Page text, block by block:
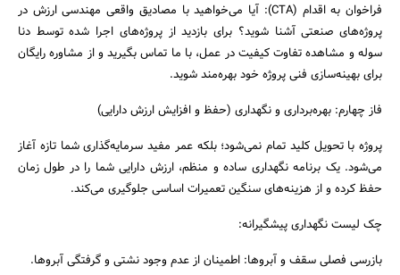
فراخوان به اقدام (CTA): آیا می‌خواهید با مصادیق واقعی مهندسی ارزش در
پروژه‌های صنعتی آشنا شوید؟ برای بازدید از پروژه‌های اجرا شده توسط دنا
سوله و مشاهده تفاوت کیفیت در عمل، با ما تماس بگیرید و از مشاوره رایگان
برای بهینه‌سازی فنی پروژه خود بهره‌مند شوید.
فاز چهارم: بهره‌برداری و نگهداری (حفظ و افزایش ارزش دارایی)
پروژه با تحویل کلید تمام نمی‌شود؛ بلکه عمر مفید سرمایه‌گذاری شما تازه آغاز
می‌شود. یک برنامه نگهداری ساده و منظم، ارزش دارایی شما را در طول زمان
حفظ کرده و از هزینه‌های سنگین تعمیرات اساسی جلوگیری می‌کند.
چک لیست نگهداری پیشگیرانه:
بازرسی فصلی سقف و آبروها: اطمینان از عدم وجود نشتی و گرفتگی آبروها.